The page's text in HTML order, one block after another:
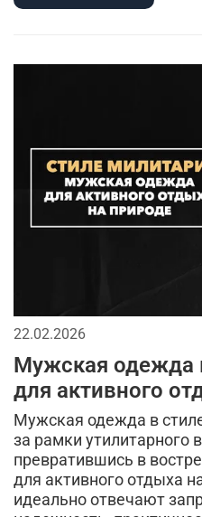
бейсболки спорт
мода в стиле милитари
тренды в мужской одежде
камуфляжная куртка
милитари аксессуары
кэжуал или уличный
универсальные футболки
22.02.2026
Мужская одежда
для активного
Мужская одежда в
за рамки утилитарного
превратившись в
для активного отдыха
идеально отвечают